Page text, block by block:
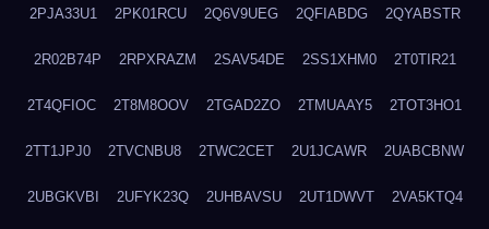
2PJA33U1 2PK01RCU 2Q6V9UEG 2QFIABDG 2QYABSTR
2R02B74P 2RPXRAZM 2SAV54DE 2SS1XHM0 2T0TIR21
2T4QFIOC 2T8M8OOV 2TGAD2ZO 2TMUAAY5 2TOT3HO1
2TT1JPJ0 2TVCNBU8 2TWC2CET 2U1JCAWR 2UABCBNW
2UBGKVBI 2UFYK23Q 2UHBAVSU 2UT1DWVT 2VA5KTQ4